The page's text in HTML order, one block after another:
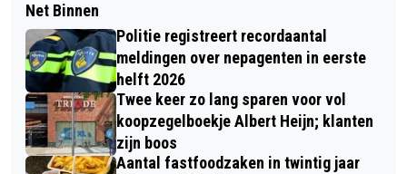
Net Binnen
Politie registreert recordaantal
meldingen over nepagenten in eerste
helft 2026
Twee keer zo lang sparen voor vol
koopzegelboekje Albert Heijn; klanten
zijn boos
Aantal fastfoodzaken in twintig jaar